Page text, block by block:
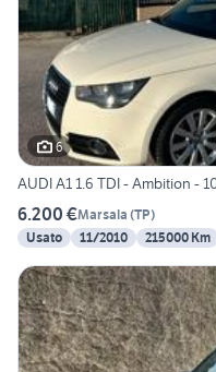
6
AUDI A1 1.6 TDI - Ambition -
6.200 €Marsala (TP)
Usato
11/2010 215000 Km